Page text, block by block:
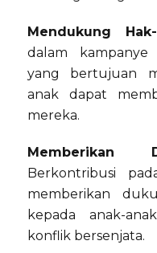
Mendukung
dalam
yang bertujuan
anak dapat
mereka.
Memberikan
Berkontribusi
memberikan
kepada anak-
konflik bersenjata.